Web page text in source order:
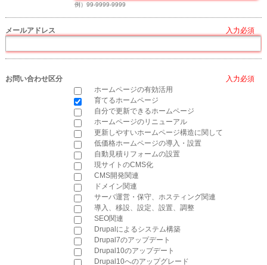
例）99-9999-9999
メールアドレス
お問い合わせ区分
ホームページの有効活用
育てるホームページ
自分で更新できるホームページ
ホームページのリニューアル
更新しやすいホームページ構造に関して
低価格ホームページの導入・設置
自動見積りフォームの設置
現サイトのCMS化
CMS開発関連
ドメイン関連
サーバ運営・保守、ホスティング関連
導入、移設、設定、設置、調整
SEO関連
Drupalによるシステム構築
Drupal7のアップデート
Drupal10のアップデート
Drupal10へのアップグレード